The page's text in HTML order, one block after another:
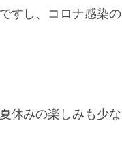
すし、コロナ感染の
休みの楽しみも少な